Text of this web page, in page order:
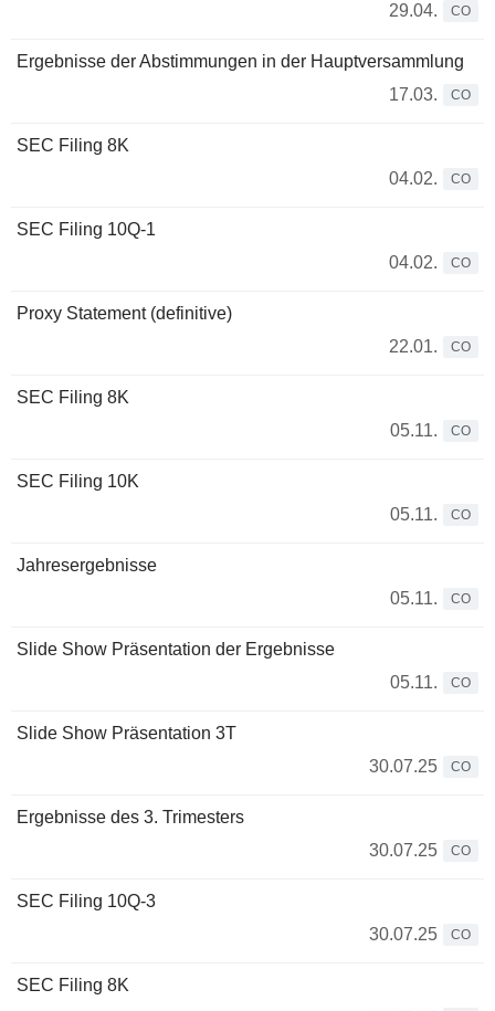
29.04.
CO
Ergebnisse der Abstimmungen in der Hauptversammlung
17.03.
CO
SEC Filing 8K
04.02.
CO
SEC Filing 10Q-1
04.02.
CO
Proxy Statement (definitive)
22.01.
CO
SEC Filing 8K
05.11.
CO
SEC Filing 10K
05.11.
CO
Jahresergebnisse
05.11.
CO
Slide Show Präsentation der Ergebnisse
05.11.
CO
Slide Show Präsentation 3T
30.07.25
CO
Ergebnisse des 3. Trimesters
30.07.25
CO
SEC Filing 10Q-3
30.07.25
CO
SEC Filing 8K